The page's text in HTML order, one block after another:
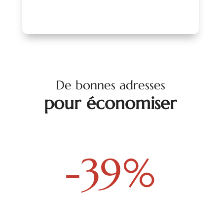
De bonnes adresses
pour économiser
-39%